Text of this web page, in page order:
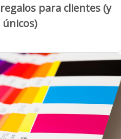
para clientes (y